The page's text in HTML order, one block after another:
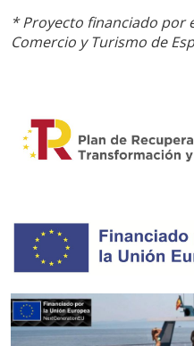
* Proyecto financiado por
Comercio y Turismo de
de navegación en el sitio
relacionada con el perfil de